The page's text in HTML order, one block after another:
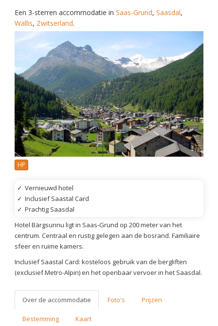
Een 3-sterren accommodatie in Saas-Grund, Saasdal,
Wallis, Zwitserland.
HP
✓ Vernieuwd hotel
✓ Inclusief Saastal Card
✓ Prachtig Saasdal
Hotel Bärgsunnu ligt in Saas-Grund op 200 meter van het
centrum. Centraal en rustig gelegen aan de bosrand. Familiaire
sfeer en ruime kamers.
Inclusief Saastal Card: kosteloos gebruik van de bergliften
(exclusief Metro-Alpin) en het openbaar vervoer in het Saasdal.
Over de accommodatie Foto's Prijzen
Bestemming Kaart